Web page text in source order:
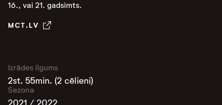
16., vai 21. gadsimts.
MCT.LV
Izrādes ilgums
2st. 55min. (2 cēlieni)
Sezona